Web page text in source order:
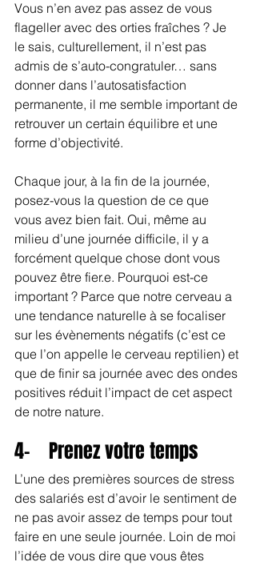
Vous n’en avez pas assez de vous
flageller avec des orties fraîches ? Je
le sais, culturellement, il n’est pas
admis de s’auto-congratuler… sans
donner dans l’autosatisfaction
permanente, il me semble important de
retrouver un certain équilibre et une
forme d’objectivité.
Chaque jour, à la fin de la journée,
posez-vous la question de ce que
vous avez bien fait. Oui, même au
milieu d’une journée difficile, il y a
forcément quelque chose dont vous
pouvez être fier.e. Pourquoi est-ce
important ? Parce que notre cerveau a
une tendance naturelle à se focaliser
sur les évènements négatifs (c’est ce
que l’on appelle le cerveau reptilien) et
que de finir sa journée avec des ondes
positives réduit l’impact de cet aspect
de notre nature.
4-    Prenez votre temps
L’une des premières sources de stress
des salariés est d’avoir le sentiment de
ne pas avoir assez de temps pour tout
faire en une seule journée. Loin de moi
l’idée de vous dire que vous êtes